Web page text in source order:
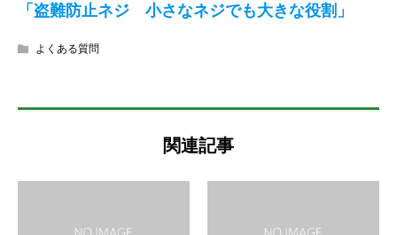
「盗難防止ネジ 小さなネジでも大きな役割」
よくある質問
関連記事